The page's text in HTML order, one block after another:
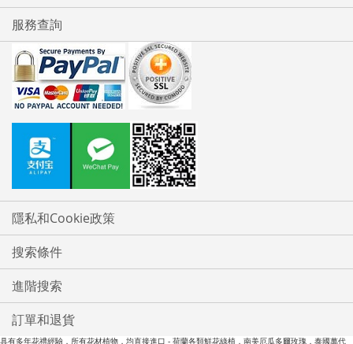
服務查詢
隱私和Cookie政策
搜索條件
進階搜索
訂單和退貨
具有多年花禮經驗，所有花材植物，均直接進口 - 荷蘭各類鮮花綠植，南美厄瓜多爾玫瑰，泰國萬代